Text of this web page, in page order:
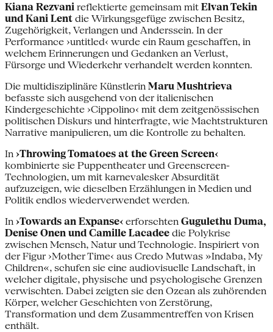
Kiana Rezvani reflektierte gemeinsam mit Elvan Tekin
und Kani Lent die Wirkungsgefüge zwischen Besitz,
Zugehörigkeit, Verlangen und Anderssein. In der
Performance ›untitled‹ wurde ein Raum geschaffen, in
welchem Erinnerungen und Gedanken an Verlust,
Fürsorge und Wiederkehr verhandelt werden konnten.
Die multidisziplinäre Künstlerin Maru Mushtrieva
befasste sich ausgehend von der italienischen
Kindergeschichte ›Cippolino‹ mit dem zeitgenössischen
politischen Diskurs und hinterfragte, wie Machtstrukturen
Narrative manipulieren, um die Kontrolle zu behalten.
In ›Throwing Tomatoes at the Green Screen‹
kombinierte sie Puppentheater und Greenscreen-
Technologien, um mit karnevalesker Absurdität
aufzuzeigen, wie dieselben Erzählungen in Medien und
Politik endlos wiederverwendet werden.
In ›Towards an Expanse‹ erforschten Gugulethu Duma,
Denise Onen und Camille Lacadee die Polykrise
zwischen Mensch, Natur und Technologie. Inspiriert von
der Figur ›Mother Time‹ aus Credo Mutwas »Indaba, My
Children«, schufen sie eine audiovisuelle Landschaft, in
welcher digitale, physische und psychologische Grenzen
verwischten. Dabei zeigten sie den Ozean als zuhörenden
Körper, welcher Geschichten von Zerstörung,
Transformation und dem Zusammentreffen von Krisen
enthält.